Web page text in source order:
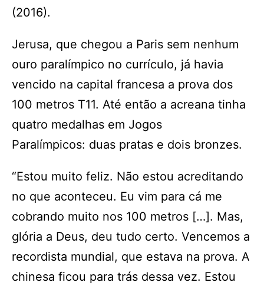
(2016).
Jerusa, que chegou a Paris sem nenhum
ouro paralímpico no currículo, já havia
vencido na capital francesa a prova dos
100 metros T11. Até então a acreana tinha
quatro medalhas em Jogos
Paralímpicos: duas pratas e dois bronzes.
“Estou muito feliz. Não estou acreditando
no que aconteceu. Eu vim para cá me
cobrando muito nos 100 metros […]. Mas,
glória a Deus, deu tudo certo. Vencemos a
recordista mundial, que estava na prova. A
chinesa ficou para trás dessa vez. Estou